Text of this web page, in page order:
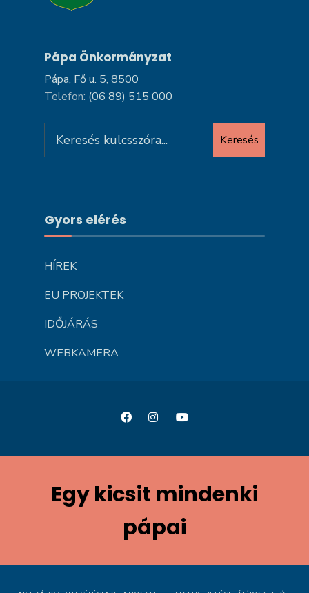
Pápa Önkormányzat
Pápa, Fő u. 5, 8500
Telefon: (06 89) 515 000
for:
Keresés
Gyors elérés
HÍREK
EU PROJEKTEK
IDŐJÁRÁS
WEBKAMERA
Egy kicsit mindenki
pápai